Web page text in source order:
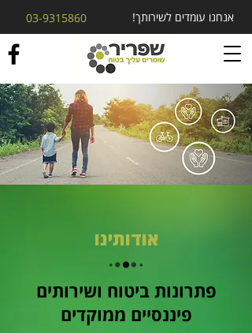
אנחנו עומדים לשירותך! 03-9315860
אודותינו
פתרונות ביטוח ושירותים
פיננסיים ממוקדים